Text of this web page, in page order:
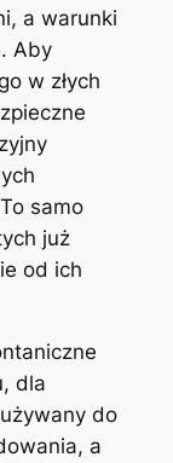
a warunki
Aby
w złych
samo
już
od ich
dla
do
a